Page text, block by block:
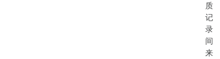
质
记
录
间
来